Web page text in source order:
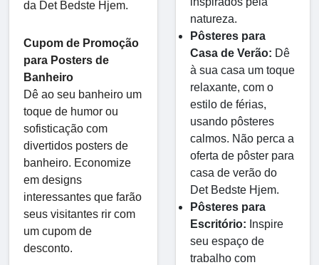
da Det Bedste Hjem.
Cupom de Promoção
para Posters de
Banheiro
Dê ao seu banheiro um
toque de humor ou
sofisticação com
divertidos posters de
banheiro. Economize
em designs
interessantes que farão
seus visitantes rir com
um cupom de
desconto.
natureza.
Pôsteres para
Casa de Verão: Dê
à sua casa um toque
relaxante, com o
estilo de férias,
usando pôsteres
calmos. Não perca a
oferta de pôster para
casa de verão do
Det Bedste Hjem.
Pôsteres para
Escritório: Inspire
seu espaço de
trabalho com